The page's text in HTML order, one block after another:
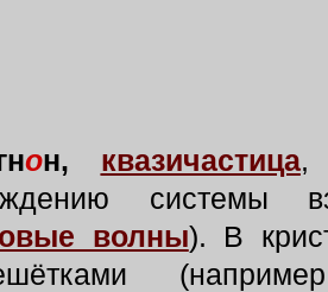
он, квазичастица,
системы
волны). В